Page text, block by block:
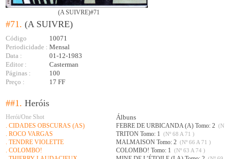
(A SUIVRE)#71
#71.(A SUIVRE)
Código
10071
Periodicidade : Mensal
Data :
01-12-1983
Editor :
Casterman
Páginas :
100
Preço :
17 FF
##1.Heróis
Herói/One Shot Álbuns
. CIDADES OBSCURAS (AS) FEBRE DE URBICANDA (A) Tomo: 2 (Nº
. ROCO VARGAS TRITON Tomo: 1 (Nº 68 A 71 )
. TENDRE VIOLETTE MALMAISON Tomo: 2 (Nº 66 A 71 )
. COLOMBO! COLOMBO! Tomo: 1 (Nº 63 A 74 )